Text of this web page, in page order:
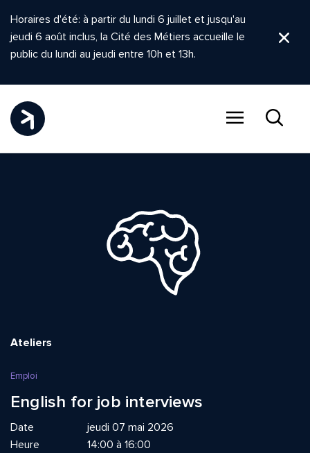
Horaires d'été: à partir du lundi 6 juillet et jusqu'au
jeudi 6 août inclus, la Cité des Métiers accueille le
public du lundi au jeudi entre 10h et 13h.
Ateliers
Emploi
English for job interviews
Date
jeudi 07 mai 2026
Heure
14:00 à 16:00